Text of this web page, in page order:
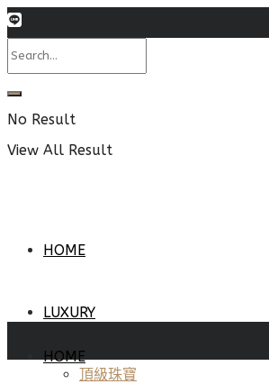
No Result
View All Result
HOME
LUXURY
頂級珠寶
HOME